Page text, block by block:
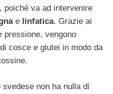
poiché va ad intervenire
e linfatica. Grazie ai
pressione, vengono
cosce e glutei in modo da
non ha nulla di